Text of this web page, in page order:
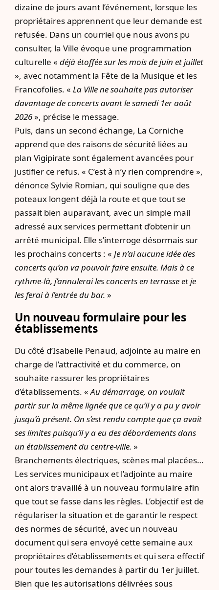
dizaine de jours avant l’événement, lorsque les
propriétaires apprennent que leur demande est
refusée. Dans un courriel que nous avons pu
consulter, la Ville évoque une programmation
culturelle « déjà étoffée sur les mois de juin et juillet
», avec notamment la Fête de la Musique et les
Francofolies. « La Ville ne souhaite pas autoriser
davantage de concerts avant le samedi 1er août
2026», précise le message.
Puis, dans un second échange, La Corniche
apprend que des raisons de sécurité liées au
plan Vigipirate sont également avancées pour
justifier ce refus. « C’est à n’y rien comprendre »,
dénonce Sylvie Romian, qui souligne que des
poteaux longent déjà la route et que tout se
passait bien auparavant, avec un simple mail
adressé aux services permettant d’obtenir un
arrêté municipal. Elle s’interroge désormais sur
les prochains concerts : « Je n’ai aucune idée des
concerts qu’on va pouvoir faire ensuite. Mais à ce
rythme-là, j’annulerai les concerts en terrasse et je
les ferai à l’entrée du bar. »
Un nouveau formulaire pour les
établissements
Du côté d’Isabelle Penaud, adjointe au maire en
charge de l’attractivité et du commerce, on
souhaite rassurer les propriétaires
d’établissements. «Au démarrage, on voulait
partir sur la même lignée que ce qu’il y a pu y avoir
jusqu’à présent. On s’est rendu compte que ça avait
ses limites puisqu’il y a eu des débordements dans
un établissement du centre-ville. »
Branchements électriques, scènes mal placées…
Les services municipaux et l’adjointe au maire
ont alors travaillé à un nouveau formulaire afin
que tout se fasse dans les règles. L’objectif est de
régulariser la situation et de garantir le respect
des normes de sécurité, avec un nouveau
document qui sera envoyé cette semaine aux
propriétaires d’établissements et qui sera effectif
pour toutes les demandes à partir du 1er juillet.
Bien que les autorisations délivrées sous